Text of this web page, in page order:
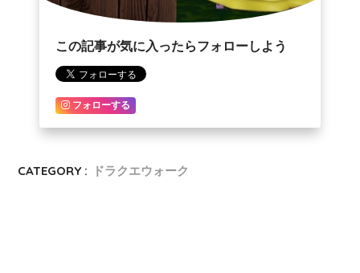
この記事が気に入ったらフォローしよう
フォローする
CATEGORY : ドラクエウォーク